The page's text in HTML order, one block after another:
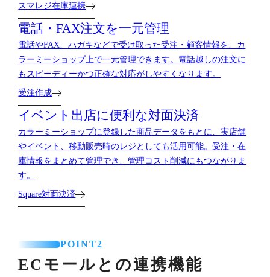
スマレジ在庫連携
電話・FAX注文を一元管理
電話やFAX、ハガキなどで受け取った受注・顧客情報を、カ
ラーミーショップ上で一元管理できます。電話越しの注文に
もスピーディーかつ正確な対応がしやすくなります。
受注作成
イベント出店に便利な対面決済
カラーミーショップに登録した商品データをもとに、実店舗
やイベント、移動販売時のレジとしても活用可能。受注・在
庫情報をまとめて管理でき、管理コスト削減にもつながりま
す。
Square対面決済
POINT2
ECモールとの連携機能